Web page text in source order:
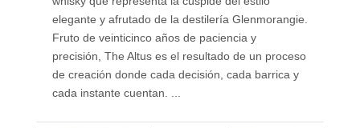
elegante y afrutado de la destilería Glenmorangie.
Fruto de veinticinco años de paciencia y
precisión, The Altus es el resultado de un proceso
de creación donde cada decisión, cada barrica y
cada instante cuentan. ...